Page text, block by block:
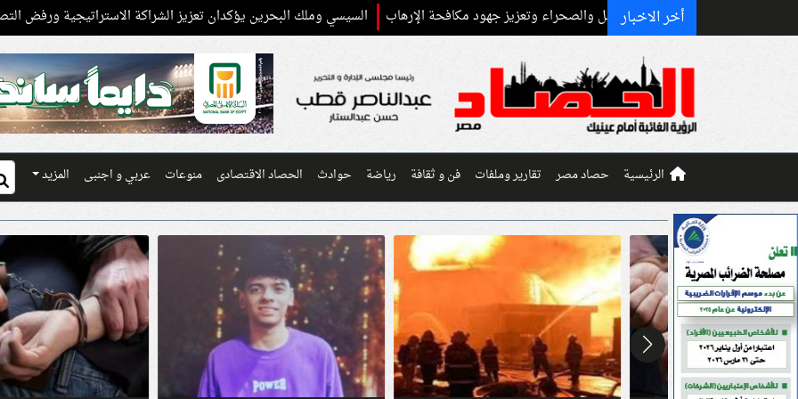
أخر الاخبار
دعم مصر لتجمع الساحل والصحراء وتعزيز جهود مكافحة الإرهاب السيسي وملك البحرين يؤكدان تعزيز الشراكة الاستراتيجية ورفض التصعيد في
الرئيسية حصاد مصر تقارير وملفات فن و ثقافة رياضة حوادث الحصاد الاقتصادى منوعات عربي و اجنبى المزيد